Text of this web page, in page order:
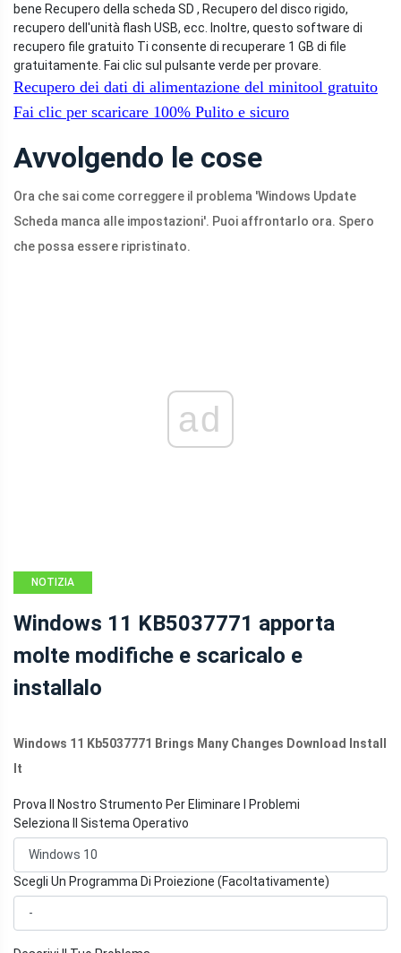
bene Recupero della scheda SD , Recupero del disco rigido,
recupero dell'unità flash USB, ecc. Inoltre, questo software di
recupero file gratuito Ti consente di recuperare 1 GB di file
gratuitamente. Fai clic sul pulsante verde per provare.
Recupero dei dati di alimentazione del minitool gratuito
Fai clic per scaricare 100% Pulito e sicuro
Avvolgendo le cose
Ora che sai come correggere il problema 'Windows Update
Scheda manca alle impostazioni'. Puoi affrontarlo ora. Spero
che possa essere ripristinato.
ad
NOTIZIA
Windows 11 KB5037771 apporta
molte modifiche e scaricalo e
installalo
Windows 11 Kb5037771 Brings Many Changes Download Install
It
Prova Il Nostro Strumento Per Eliminare I Problemi
Seleziona Il Sistema Operativo
Scegli Un Programma Di Proiezione (Facoltativamente)